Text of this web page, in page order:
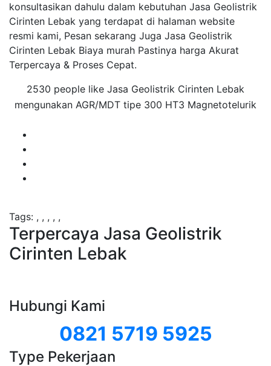
konsultasikan dahulu dalam kebutuhan Jasa Geolistrik
Cirinten Lebak yang terdapat di halaman website
resmi kami, Pesan sekarang Juga Jasa Geolistrik
Cirinten Lebak Biaya murah Pastinya harga Akurat
Terpercaya & Proses Cepat.
2530 people like Jasa Geolistrik Cirinten Lebak
mengunakan AGR/MDT tipe 300 HT3 Magnetotelurik
Tags: , , , , ,
Terpercaya Jasa Geolistrik
Cirinten Lebak
Hubungi Kami
0821 5719 5925
Type Pekerjaan